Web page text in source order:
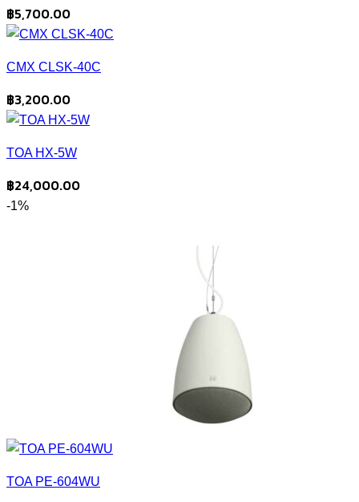
฿5,700.00
CMX CLSK-40C
฿3,200.00
TOA HX-5W
฿24,000.00
-1%
TOA PE-604WU